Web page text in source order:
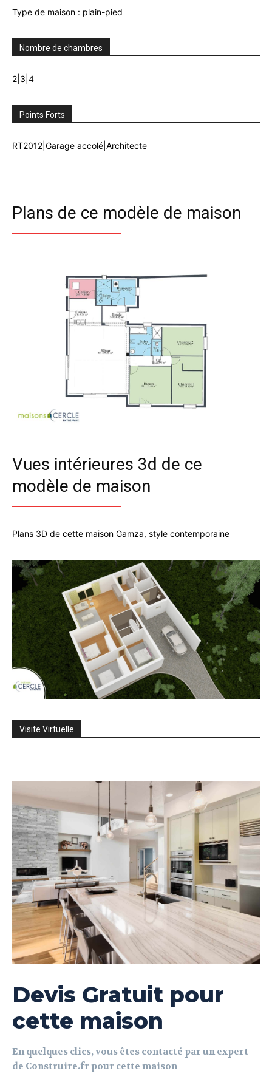
Type de maison : plain-pied
Nombre de chambres
2|3|4
Points Forts
RT2012|Garage accolé|Architecte
Plans de ce modèle de maison
Vues intérieures 3d de ce
modèle de maison
Plans 3D de cette maison Gamza, style contemporaine
Visite Virtuelle
Devis Gratuit pour
cette maison
En quelques clics, vous êtes contacté par un expert
de Construire.fr pour cette maison